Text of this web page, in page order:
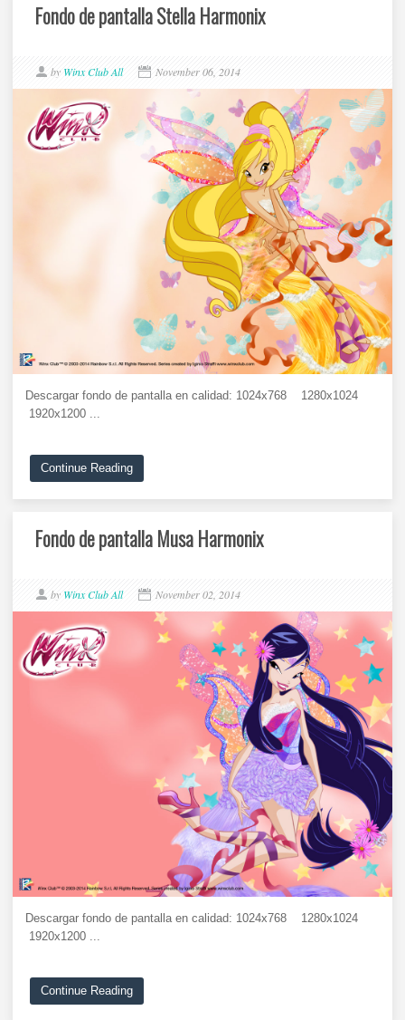
Fondo de pantalla Stella Harmonix
by Winx Club All November 06, 2014
Descargar fondo de pantalla en calidad: 1024x768 1280x1024
1920x1200 ...
Continue Reading
Fondo de pantalla Musa Harmonix
by Winx Club All November 02, 2014
Descargar fondo de pantalla en calidad: 1024x768 1280x1024
1920x1200 ...
Continue Reading